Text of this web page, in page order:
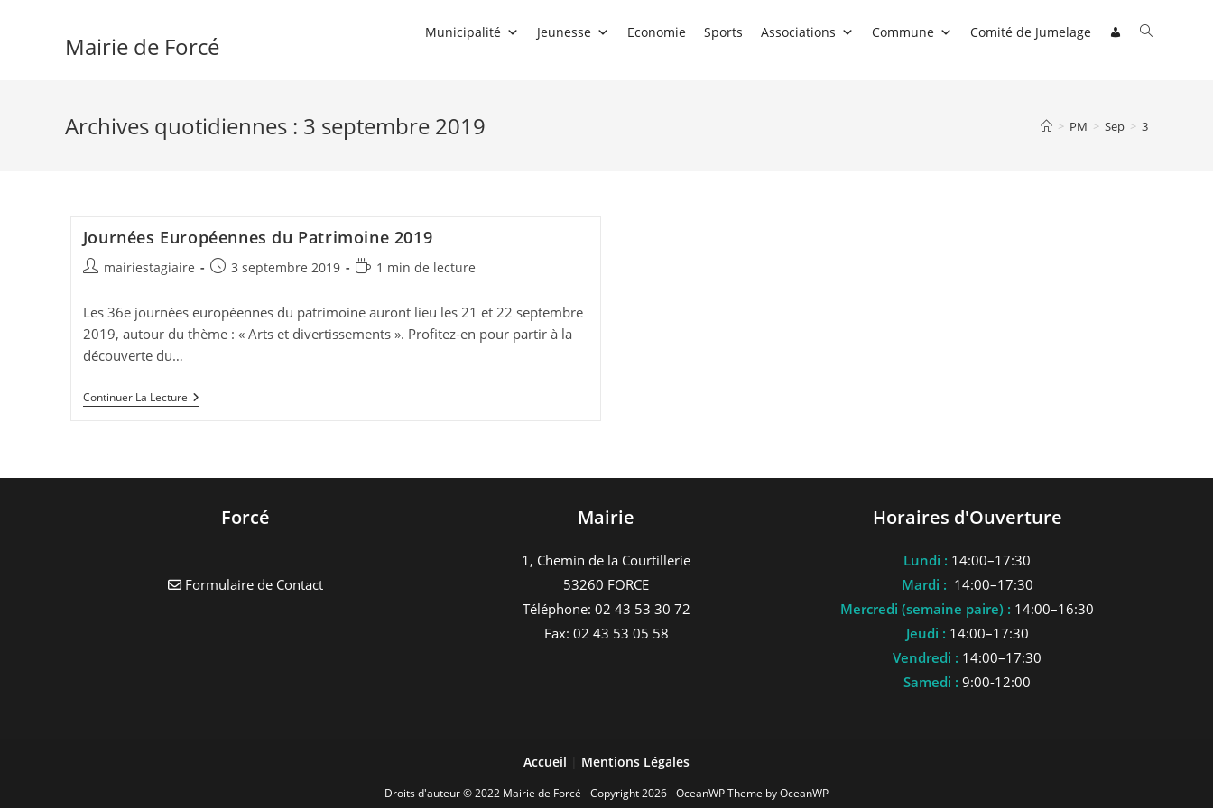
Mairie de Forcé Municipalité Jeunesse Economie Sports Associations Commune Comité de Jumelage Toggle
Archives quotidiennes : 3 septembre 2019 > PM > Sep > 3
Journées Européennes du Patrimoine 2019
Auteur/autrice
la
publication :
mairiestagiaire
Publication
3 septembre 2019
Temps1 min de lecture
Les 36e journées européennes du patrimoine auront lieu les 21 et 22 septembre
2019, autour du thème : « Arts et divertissements ». Profitez-en pour partir à la
découverte du…
Continuer La LectureJournées
Européennes
Forcé
Formulaire de Contact
Mairie
1, Chemin de la Courtillerie
53260 FORCE
Téléphone: 02 43 53 30 72
Fax: 02 43 53 05 58
Horaires d'Ouverture
Lundi : 14:00–17:30
Mardi : 14:00–17:30
Mercredi (semaine paire) : 14:00–16:30
Jeudi : 14:00–17:30
Vendredi : 14:00–17:30
Samedi : 9:00-12:00
Accueil Mentions Légales
Droits d'auteur © 2022 Mairie de Forcé - Copyright 2026 - OceanWP Theme by OceanWP